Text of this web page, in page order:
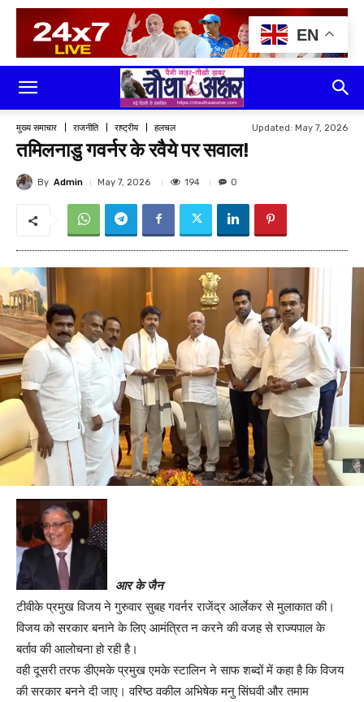
मुख्य समाचार राजनीति राष्ट्रीय हलचल Updated: May 7, 2026
तमिलनाडु गवर्नर के रवैये पर सवाल!
By Admin May 7, 2026 194 0
आर के जैन
टीवीके प्रमुख विजय ने गुरुवार सुबह गवर्नर राजेंद्र आर्लेकर से मुलाकात की।
विजय को सरकार बनाने के लिए आमंत्रित न करने की वजह से राज्यपाल के
बर्ताव की आलोचना हो रही है।
वही दूसरी तरफ डीएमके प्रमुख एमके स्टालिन ने साफ शब्दों में कहा है कि विजय
की सरकार बनने दी जाए। वरिष्ठ वकील अभिषेक मनु सिंघवी और तमाम
EN